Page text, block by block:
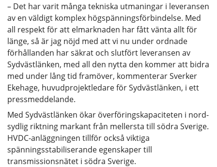
– Det har varit många tekniska utmaningar i leveransen
av en väldigt komplex högspänningsförbindelse. Med
all respekt för att elmarknaden har fått vänta allt för
länge, så är jag nöjd med att vi nu under ordnade
förhållanden har säkrat och slutfört leveransen av
Sydvästlänken, med all den nytta den kommer att bidra
med under lång tid framöver, kommenterar Sverker
Ekehage, huvudprojektledare för Sydvästlänken, i ett
pressmeddelande.
Med Sydvästlänken ökar överföringskapaciteten i nord-
sydlig riktning markant från mellersta till södra Sverige.
HVDC-anläggningen tillför också viktiga
spänningsstabiliserande egenskaper till
transmissionsnätet i södra Sverige.